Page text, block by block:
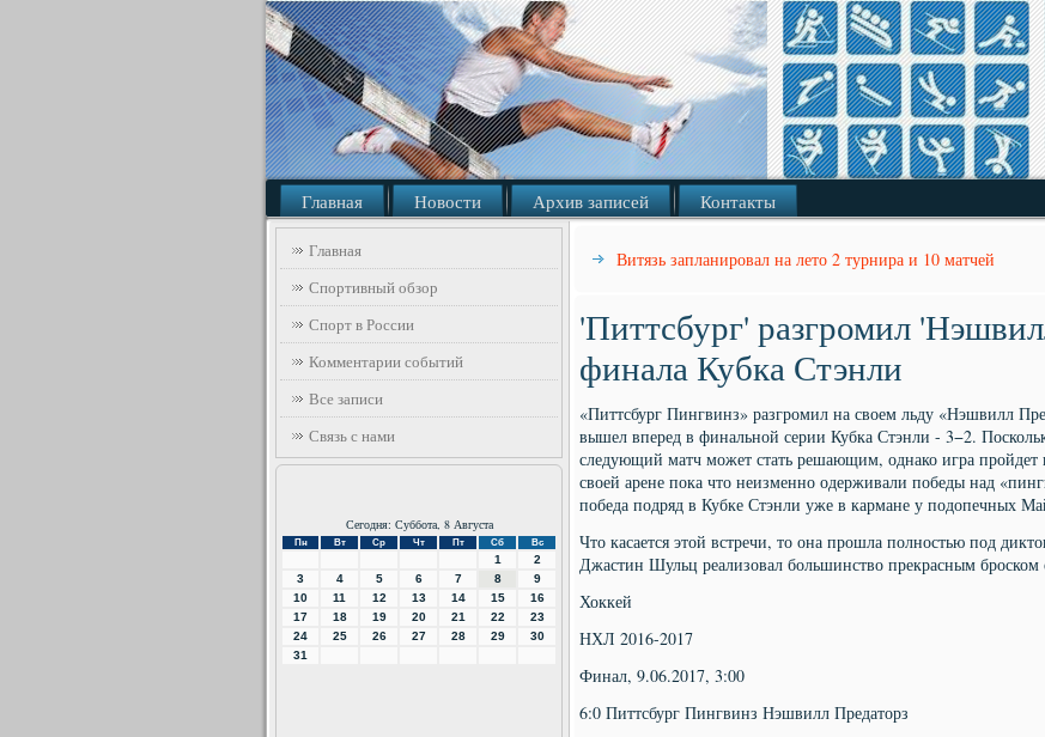
Главная Новости Архив записей Контакты
Главная
Спортивный обзор
Спорт в России
Комментарии событий
Все записи
Связь с нами
Сегодня: Суббота, 8 Августа
Пн Вт Ср Чт Пт Сб Вс
1
2
3
4 5 6 7 8
9
10
11 12 13 14 15
16
17
18 19 20 21 22
23
24
25 26 27 28 29
30
31
Витязь запланировал на лето 2 турнира и 10 матчей
'Питтсбург' разгромил
финала Кубка Стэнли
«Питтсбург Пингвинз» разгромил на своем льду «Нэшвилл
вышел вперед в финальной серии Кубка Стэнли - 3−2.
следующий матч может стать решающим, однако игра пройдет
своей арене пока что неизменно одерживали победы над
победа подряд в Кубке Стэнли уже в кармане у подопечных
Что касается этой встречи, то она прошла полностью под
Джастин Шульц реализовал большинство прекрасным
Хоккей
НХЛ 2016-2017
Финал, 9.06.2017, 3:00
6:0 Питтсбург Пингвинз Нэшвилл Предаторз